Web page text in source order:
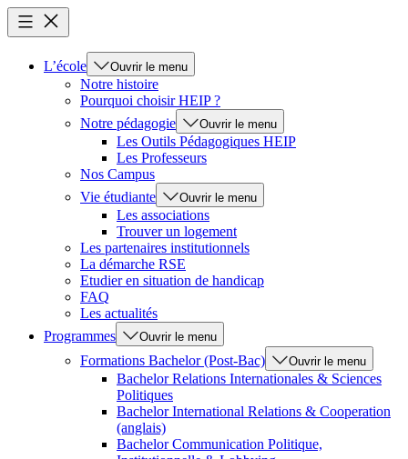
L’école Ouvrir le menu
Notre histoire
Pourquoi choisir HEIP ?
Notre pédagogie
Ouvrir le menu
Les Outils Pédagogiques HEIP
Les Professeurs
Nos Campus
Vie étudiante
Ouvrir le menu
Les associations
Trouver un logement
Les partenaires institutionnels
La démarche RSE
Etudier en situation de handicap
FAQ
Les actualités
Programmes
Ouvrir le menu
Formations Bachelor (Post-Bac) Ouvrir le menu
Bachelor Relations Internationales & Sciences
Politiques
Bachelor International Relations & Cooperation
(anglais)
Bachelor Communication Politique,